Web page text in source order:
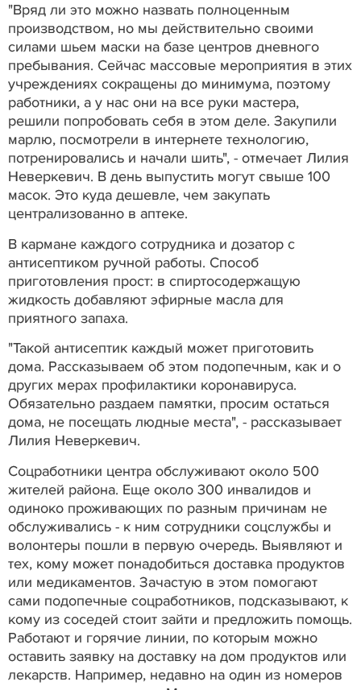
"Вряд ли это можно назвать полноценным
производством, но мы действительно своими
силами шьем маски на базе центров дневного
пребывания. Сейчас массовые мероприятия в этих
учреждениях сокращены до минимума, поэтому
работники, а у нас они на все руки мастера,
решили попробовать себя в этом деле. Закупили
марлю, посмотрели в интернете технологию,
потренировались и начали шить", - отмечает Лилия
Неверкевич. В день выпустить могут свыше 100
масок. Это куда дешевле, чем закупать
централизованно в аптеке.
В кармане каждого сотрудника и дозатор с
антисептиком ручной работы. Способ
приготовления прост: в спиртосодержащую
жидкость добавляют эфирные масла для
приятного запаха.
"Такой антисептик каждый может приготовить
дома. Рассказываем об этом подопечным, как и о
других мерах профилактики коронавируса.
Обязательно раздаем памятки, просим остаться
дома, не посещать людные места", - рассказывает
Лилия Неверкевич.
Соцработники центра обслуживают около 500
жителей района. Еще около 300 инвалидов и
одиноко проживающих по разным причинам не
обслуживались - к ним сотрудники соцслужбы и
волонтеры пошли в первую очередь. Выявляют и
тех, кому может понадобиться доставка продуктов
или медикаментов. Зачастую в этом помогают
сами подопечные соцработников, подсказывают, к
кому из соседей стоит зайти и предложить помощь.
Работают и горячие линии, по которым можно
оставить заявку на доставку на дом продуктов или
лекарств. Например, недавно на один из номеров